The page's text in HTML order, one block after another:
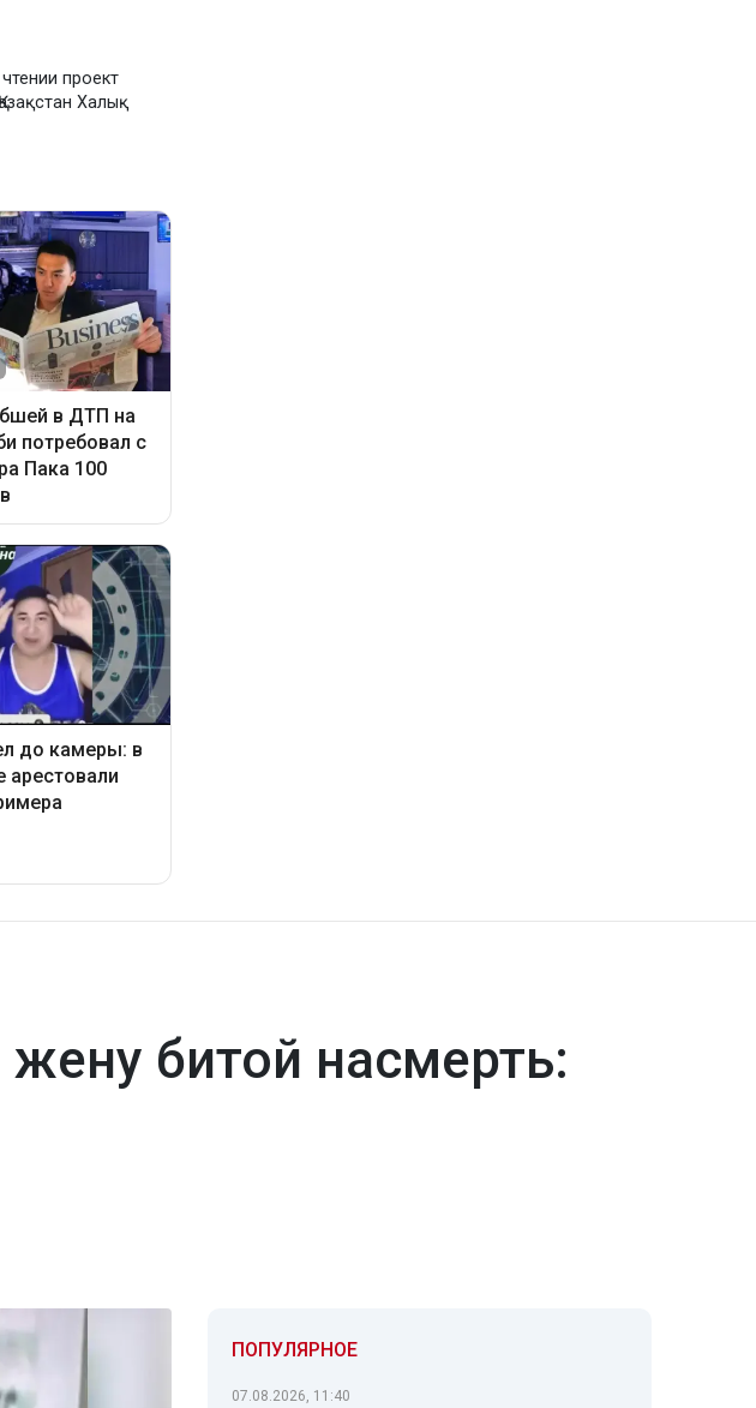
проект
Халық
битой насмерть:
ПОПУЛЯРНОЕ
07.08.2026, 11:40